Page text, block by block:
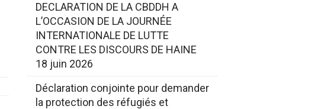
DECLARATION DE LA CBDDH A
L’OCCASION DE LA JOURNÉE
INTERNATIONALE DE LUTTE
CONTRE LES DISCOURS DE HAINE
18 juin 2026
Déclaration conjointe pour demander
la protection des réfugiés et